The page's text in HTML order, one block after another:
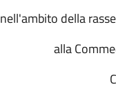
nell'ambito della
alla